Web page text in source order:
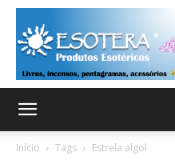
Início Tags Estrela algol